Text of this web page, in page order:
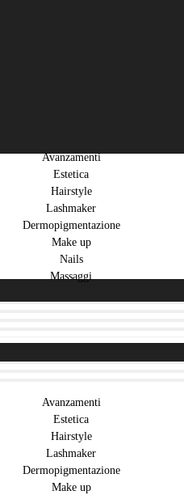
Avanzamenti
Estetica
Hairstyle
Lashmaker
Dermopigmentazione
Make up
Nails
Massaggi
Avanzamenti
Estetica
Hairstyle
Lashmaker
Dermopigmentazione
Make up